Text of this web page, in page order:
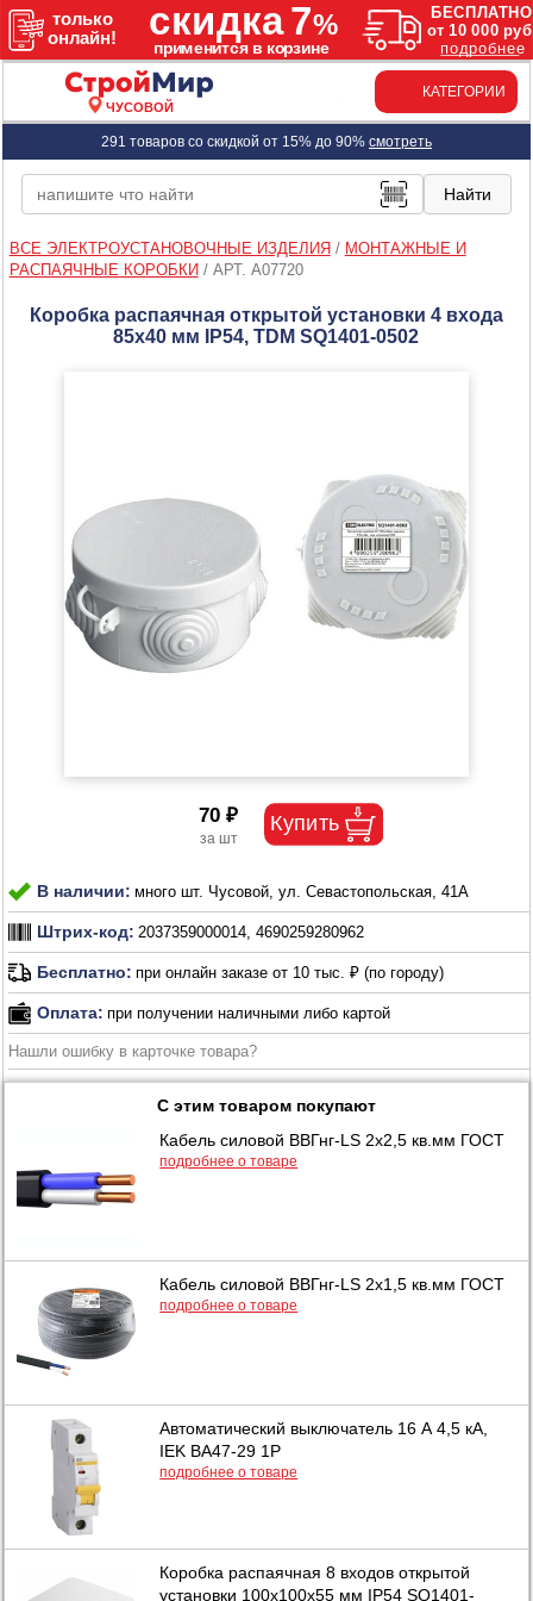
ЧУСОВОЙ
КАТЕГОРИИ
291 товаров со скидкой от 15% до 90% смотреть
ВСЕ ЭЛЕКТРОУСТАНОВОЧНЫЕ ИЗДЕЛИЯ / МОНТАЖНЫЕ И
РАСПАЯЧНЫЕ КОРОБКИ / АРТ. A07720
Коробка распаячная открытой установки 4 входа
85х40 мм IP54, TDM SQ1401-0502
70 ₽
В наличии: много шт. Чусовой, ул. Севастопольская, 41А
Штрих-код: 2037359000014, 4690259280962
Бесплатно: при онлайн заказе от 10 тыс. ₽ (по городу)
Оплата: при получении наличными либо картой
Нашли ошибку в карточке товара?
С этим товаром покупают
Кабель силовой ВВГнг-LS 2х2,5 кв.мм ГОСТ
подробнее о товаре
Кабель силовой ВВГнг-LS 2х1,5 кв.мм ГОСТ
подробнее о товаре
Автоматический выключатель 16 А 4,5 кА,
IEK ВА47-29 1Р
подробнее о товаре
Коробка распаячная 8 входов открытой
установки 100х100х55 мм IP54 SQ1401-